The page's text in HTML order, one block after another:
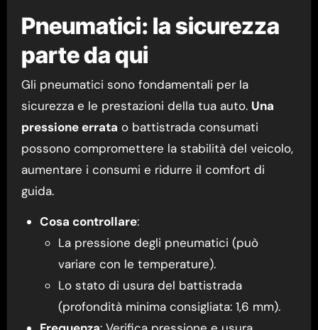
Pneumatici: la sicurezza
parte da qui
Gli pneumatici sono fondamentali per la
sicurezza e le prestazioni della tua auto. Una
pressione errata o battistrada consumati
possono compromettere la stabilità del veicolo,
aumentare i consumi e ridurre il comfort di
guida.
Cosa controllare:
La pressione degli pneumatici (può
variare con le temperature).
Lo stato di usura del battistrada
(profondità minima consigliata: 1,6 mm).